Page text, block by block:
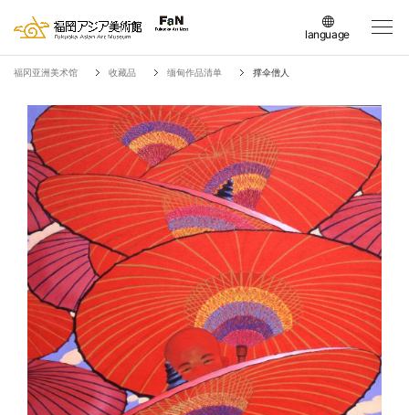
language
日本語
簡体中文
繁体中文
한국어
福冈亚洲美术馆 收藏品 缅甸作品清单 撑伞僧人